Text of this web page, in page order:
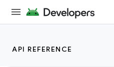
API REFERENCE